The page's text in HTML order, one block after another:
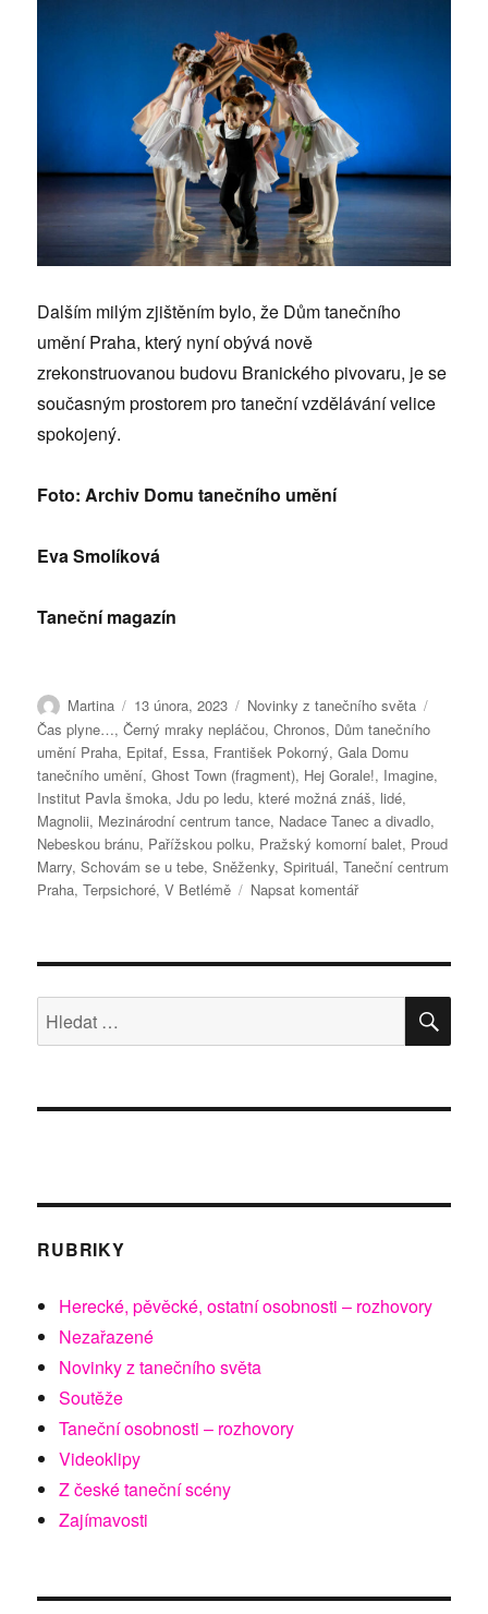
Dalším milým zjištěním bylo, že Dům tanečního
umění Praha, který nyní obývá nově
zrekonstruovanou budovu Branického pivovaru, je se
současným prostorem pro taneční vzdělávání velice
spokojený.
Foto: Archiv Domu tanečního umění
Eva Smolíková
Taneční magazín
Autor:
Martina Publikováno:
13 února, 2023 Rubriky:
Novinky z tanečního světa
Čas plyne…,Černý mraky nepláčou,Chronos, Dům tanečního
umění Praha, Epitaf, Essa, František Pokorný,Gala Domu
tanečního umění,Ghost Town (fragment), Hej Gorale!, Imagine,
Institut Pavla šmoka,Jdu po ledu,které možná znáš, lidé,
Magnolii, Mezinárodní centrum tance, Nadace Tanec a divadlo,
Nebeskou bránu, Pařížskou polku, Pražský komorní balet, Proud
Marry,Schovám se u tebe,Sněženky,Spirituál,Taneční centrum
Praha,Terpsichoré,V Betlémě Napsat komentářpro
názvem
Domu
tanečního
umění
Hledat:
RUBRIKY
Herecké, pěvěcké, ostatní osobnosti – rozhovory
Nezařazené
Novinky z tanečního světa
Soutěže
Taneční osobnosti – rozhovory
Videoklipy
Z české taneční scény
Zajímavosti